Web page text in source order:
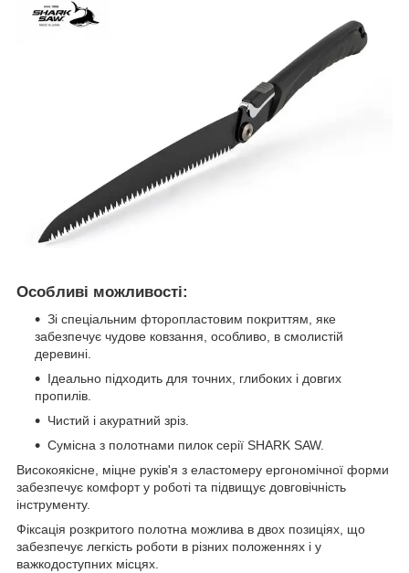
Особливі можливості:
Зі спеціальним фторопластовим покриттям, яке
забезпечує чудове ковзання, особливо, в смолистій
деревині.
Ідеально підходить для точних, глибоких і довгих
пропилів.
Чистий і акуратний зріз.
Сумісна з полотнами пилок серії SHARK SAW.
Високоякісне, міцне руків'я з еластомеру ергономічної форми
забезпечує комфорт у роботі та підвищує довговічність
інструменту.
Фіксація розкритого полотна можлива в двох позиціях, що
забезпечує легкість роботи в різних положеннях і у
важкодоступних місцях.